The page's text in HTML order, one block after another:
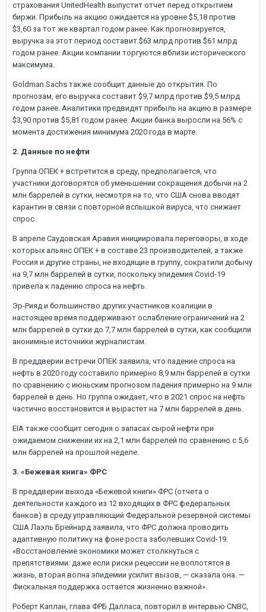
страхования UnitedHealth выпустит отчет перед открытием
биржи. Прибыль на акцию ожидается на уровне $5,18 против
$3,60 за тот же квартал годом ранее. Как прогнозируется,
выручка за этот период составит $63 млрд против $61 млрд
годом ранее. Акции компании торгуются вблизи исторического
максимума.
Goldman Sachs также сообщит данные до открытия. По
прогнозам, его выручка составит $9,7 млрд против $9,5 млрд
годом ранее. Аналитики предвидят прибыль на акцию в размере
$3,90 против $5,81 годом ранее. Акции банка выросли на 56% с
момента достижения минимума 2020 года в марте.
2. Данные по нефти
Группа ОПЕК + встретится в среду, предполагается, что
участники договорятся об уменьшении сокращения добычи на 2
млн баррелей в сутки, несмотря на то, что США снова вводят
карантин в связи с повторной вспышкой вируса, что снижает
спрос.
В апреле Саудовская Аравия инициировала переговоры, в ходе
которых альянс ОПЕК + в составе 23 производителей, а также
Россия и другие страны, не входящие в группу, сократили добычу
на 9,7 млн баррелей в сутки, поскольку эпидемия Covid-19
привела к падению спроса на нефть.
Эр-Рияд и большинство других участников коалиции в
настоящее время поддерживают ослабление ограничений на 2
млн баррелей в сутки до 7,7 млн баррелей в сутки, как сообщили
анонимные источники журналистам.
В преддверии встречи ОПЕК заявила, что падение спроса на
нефть в 2020 году составило примерно 8,9 млн баррелей в сутки
по сравнению с июньским прогнозом падения примерно на 9 млн
баррелей в день. Но группа ожидает, что в 2021 спрос на нефть
частично восстановится и вырастет на 7 млн баррелей в день.
EIA также сообщит сегодня о запасах сырой нефти при
ожидаемом снижении их на 2,1 млн баррелей по сравнению с 5,6
млн баррелей на прошлой неделе.
3. «Бежевая книга» ФРС
В преддверии выхода «Бежевой книги» ФРС (отчета о
деятельности каждого из 12 входящих в ФРС федеральных
банков) в среду управляющий Федеральной резервной системы
США Лаэль Брейнард заявила, что ФРС должна проводить
адаптивную политику на фоне роста заболевших Covid-19.
«Восстановление экономики может столкнуться с
препятствиями: даже если риски рецессии не воплотятся в
жизнь, вторая волна эпидемии усилит вызов, — сказала она. —
Фискальная поддержка остается жизненно важной».
Роберт Каплан, глава ФРБ Далласа, повторил в интервью CNBC,